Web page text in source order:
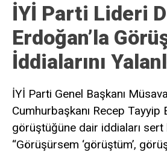
İYİ Parti Lideri
Erdoğan’la
İddialarını
İYİ Parti Genel Başkanı
Cumhurbaşkanı Recep Tayyip
görüştüğüne dair iddiaları
“Görüşürsem ‘görüştüm’,